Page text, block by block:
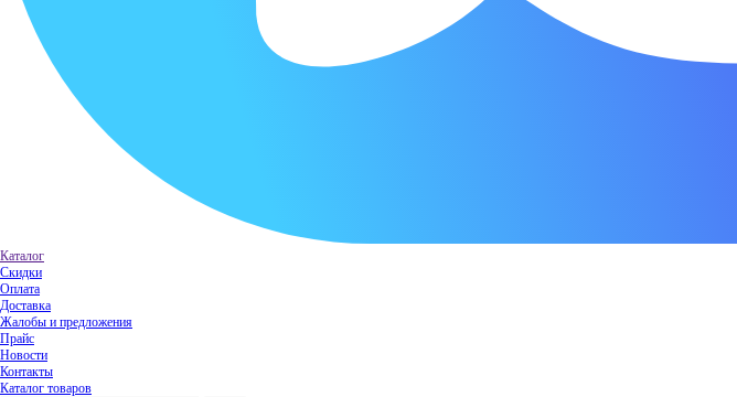
Каталог
Скидки
Оплата
Доставка
Жалобы и предложения
Прайс
Новости
Контакты
Каталог товаров